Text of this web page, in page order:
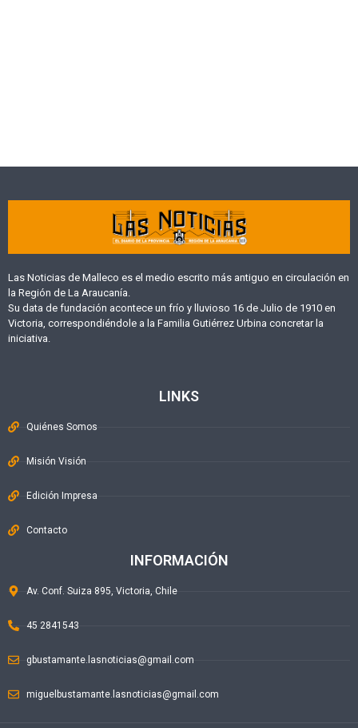
Las Noticias de Malleco es el medio escrito más antiguo en circulación en
la Región de La Araucanía.
Su data de fundación acontece un frío y lluvioso 16 de Julio de 1910 en
Victoria, correspondiéndole a la Familia Gutiérrez Urbina concretar la
iniciativa.
LINKS
Quiénes Somos
Misión Visión
Edición Impresa
Contacto
INFORMACIÓN
Av. Conf. Suiza 895, Victoria, Chile
45 2841543
gbustamante.lasnoticias@gmail.com
miguelbustamante.lasnoticias@gmail.com